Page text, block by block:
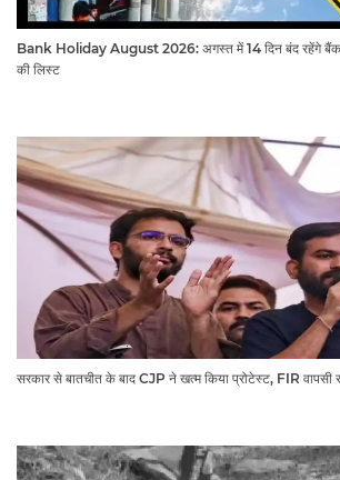
Bank Holiday August 2026: अगस्त में 14 दिन बंद रहेंगे बैंक,
की लिस्ट​​​​​​​
सरकार से बातचीत के बाद CJP ने खत्म किया प्रोटेस्ट, FIR वापसी